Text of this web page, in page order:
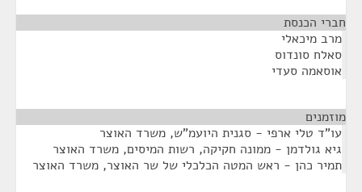
חברי הכנסת
מרב מיכאלי
סאלח סונדוס
אוסאמה סעדי
מוזמנים
עו"ד טלי ארפי - סגנית היועמ"ש, משרד האוצר
גיא גולדמן - ממונה חקיקה, רשות המיסים, משרד האוצר
תמיר כהן - ראש המטה הכלכלי של שר האוצר, משרד האוצר